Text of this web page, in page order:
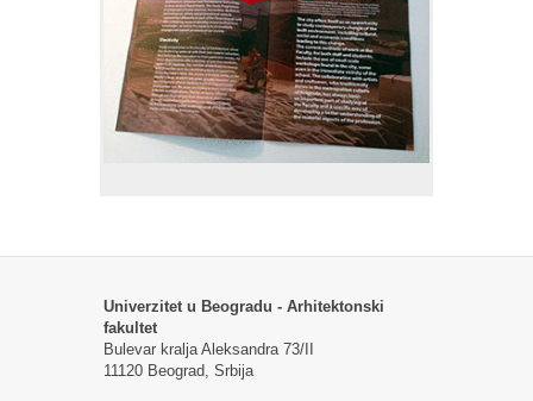
Univerzitet u Beogradu - Arhitektonski
fakultet
Bulevar kralja Aleksandra 73/II
11120 Beograd, Srbija